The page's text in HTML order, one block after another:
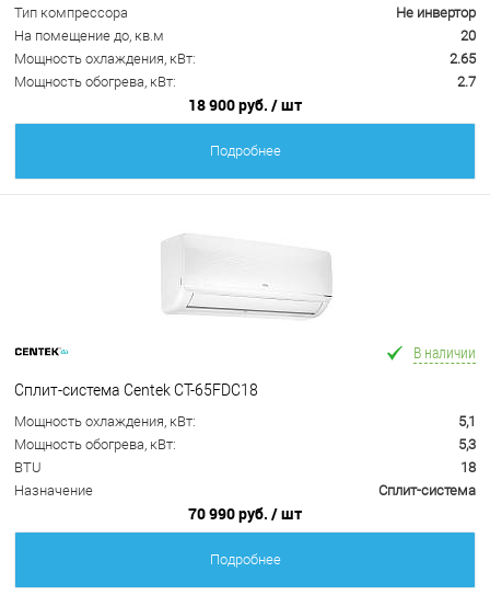
Тип компрессора
Не инвертор
На помещение до, кв.м
20
Мощность охлаждения, кВт:
2.65
Мощность обогрева, кВт:
2.7
18 900 руб. / шт
Подробнее
В наличии
Сплит-система Centek CT-65FDC18
Мощность охлаждения, кВт:
5,1
Мощность обогрева, кВт:
5,3
BTU
18
Назначение
Сплит-система
70 990 руб. / шт
Подробнее